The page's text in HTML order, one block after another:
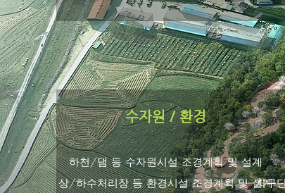
수자원 / 환경
하천/댐 등 수자원시설 조경계획 및 설계
상/하수처리장 등 환경시설 조경계획 및 설계
지구